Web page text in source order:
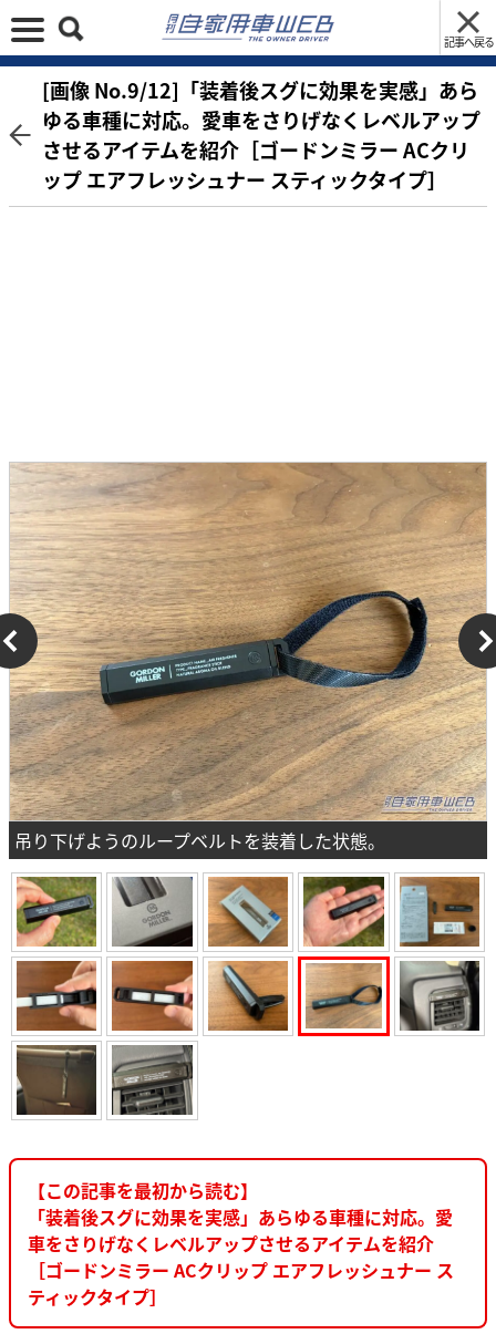
記事へ戻る
[画像 No.9/12]「装着後スグに効果を実感」あら
ゆる車種に対応。愛車をさりげなくレベルアップ
させるアイテムを紹介［ゴードンミラー ACクリ
ップ エアフレッシュナー スティックタイプ］
吊り下げようのループベルトを装着した状態。
【この記事を最初から読む】
「装着後スグに効果を実感」あらゆる車種に対応。愛
車をさりげなくレベルアップさせるアイテムを紹介
［ゴードンミラー ACクリップ エアフレッシュナー ス
ティックタイプ］